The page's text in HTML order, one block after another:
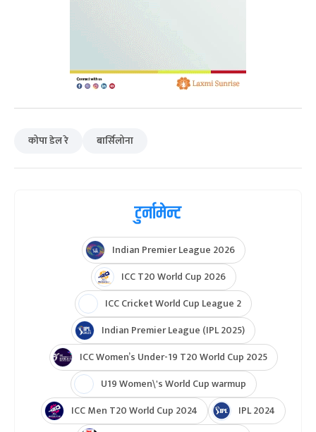
कोपा डेल रे बार्सिलोना
टुर्नामेन्ट
Indian Premier League 2026
ICC T20 World Cup 2026
ICC Cricket World Cup League 2
Indian Premier League (IPL 2025)
ICC Women’s Under-19 T20 World Cup 2025
U19 Women\'s World Cup warmup
ICC Men T20 World Cup 2024
IPL 2024